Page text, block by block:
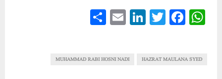
W
ha
A
Fa
ce
ok
T
wi
r
Li
nk
In
E
m
HAZRAT MAULANA SYED
MUHAMMAD RABI HOSNI NADI